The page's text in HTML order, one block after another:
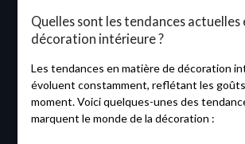
Quelles sont les tendances actuelles
décoration intérieure ?
Les tendances en matière de décoration
évoluent constamment, reflétant les
moment. Voici quelques-unes des
marquent le monde de la décoration :